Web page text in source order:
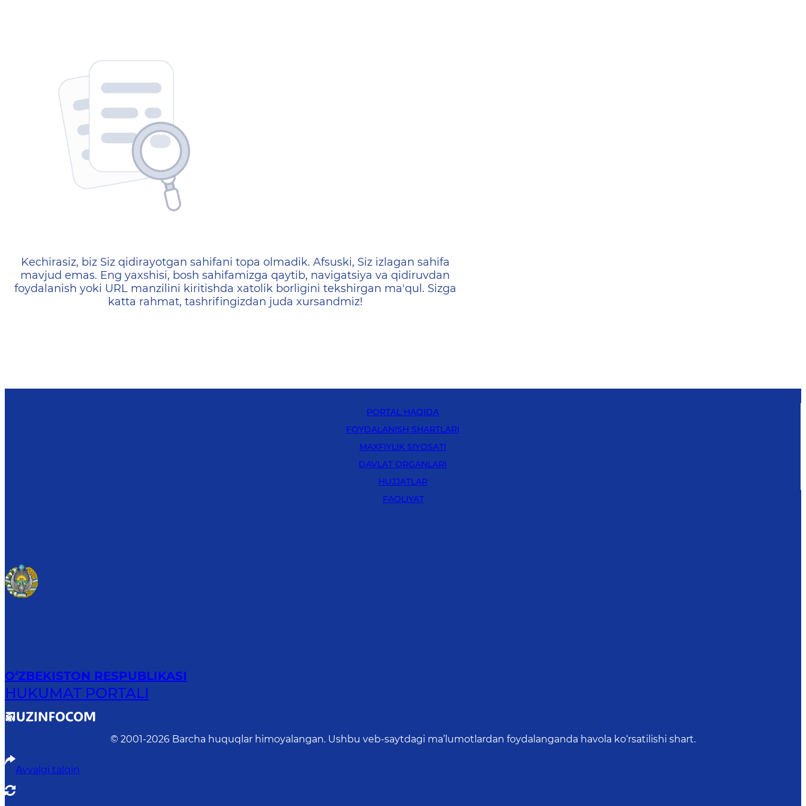
404 — Страница не найдена
Kechirasiz, biz Siz qidirayotgan sahifani topa olmadik. Afsuski, Siz izlagan sahifa
mavjud emas. Eng yaxshisi, bosh sahifamizga qaytib, navigatsiya va qidiruvdan
foydalanish yoki URL manzilini kiritishda xatolik borligini tekshirgan ma'qul. Sizga
katta rahmat, tashrifingizdan juda xursandmiz!
PORTAL HAQIDA
FOYDALANISH SHARTLARI
MAXFIYLIK SIYOSATI
DAVLAT ORGANLARI
HUJJATLAR
FAOLIYAT
O‘ZBEKISTON RESPUBLIKASI
HUKUMAT PORTALI
© 2001-2026 Barcha huquqlar himoyalangan. Ushbu veb-saytdagi ma’lumotlardan foydalanganda havola ko‘rsatilishi shart.
Avvalgi talqin